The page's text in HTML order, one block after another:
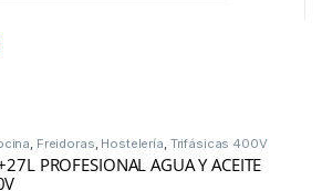
Freidoras Hostelería Trifásicas 400V
PROFESIONAL AGUA Y ACEITE